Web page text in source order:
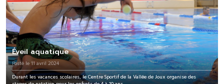
Éveil aquatique
Posté le 11 avril 2024
Durant les vacances scolaires, le Centre Sportif de la Vallée de Joux organise des